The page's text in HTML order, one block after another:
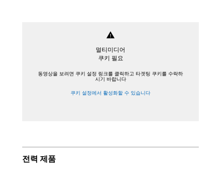
warning
멀티미디어
쿠키 필요
동영상을 보려면 쿠키 설정 링크를 클릭하고 타겟팅 쿠키를 수락하
시기 바랍니다
쿠키 설정에서 활성화할 수 있습니다
전력 제품